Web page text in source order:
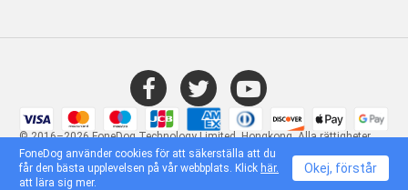
© 2016–2026 FoneDog Technology Limited, Hongkong. Alla rättigheter
förbehållna.
FoneDog använder cookies för att säkerställa att du
får den bästa upplevelsen på vår webbplats. Klick här.
att lära sig mer.
Okej, förstår